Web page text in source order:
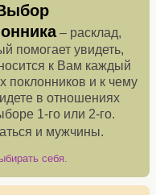
– расклад,
помогает увидеть,
к Вам каждый
поклонников и к чему
в отношениях
1-го или 2-го.
и мужчины.
себя.